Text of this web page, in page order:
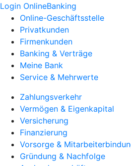
Login OnlineBanking
Online-Geschäftsstelle
Privatkunden
Firmenkunden
Banking & Verträge
Meine Bank
Service & Mehrwerte
Zahlungsverkehr
Vermögen & Eigenkapital
Versicherung
Finanzierung
Vorsorge &
Gründung & Nachfolge